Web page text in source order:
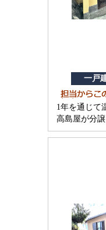
一戸
1年を通じて
高島屋が分